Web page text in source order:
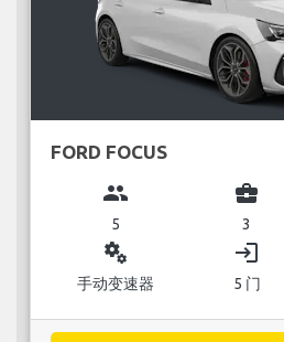
FORD FOCUS
group
5
business_center
3
miscellaneous_services
手动变速器
login
5 门